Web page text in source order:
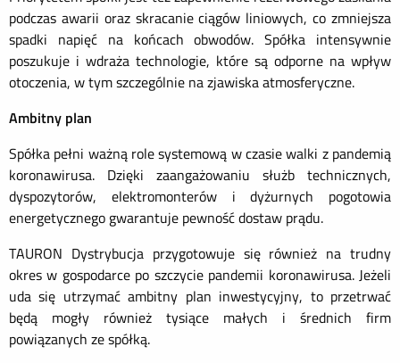
podczas awarii oraz skracanie ciągów liniowych, co zmniejsza
spadki napięć na końcach obwodów. Spółka intensywnie
poszukuje i wdraża technologie, które są odporne na wpływ
otoczenia, w tym szczególnie na zjawiska atmosferyczne.
Ambitny plan
Spółka pełni ważną role systemową w czasie walki z pandemią
koronawirusa. Dzięki zaangażowaniu służb technicznych,
dyspozytorów, elektromonterów i dyżurnych pogotowia
energetycznego gwarantuje pewność dostaw prądu.
TAURON Dystrybucja przygotowuje się również na trudny
okres w gospodarce po szczycie pandemii koronawirusa. Jeżeli
uda się utrzymać ambitny plan inwestycyjny, to przetrwać
będą mogły również tysiące małych i średnich firm
powiązanych ze spółką.